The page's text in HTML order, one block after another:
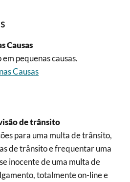
Causas
pequenas causas.
Causas
de trânsito
para uma multa de trânsito,
de trânsito e frequentar uma
inocente de uma multa de
totalmente on-line e